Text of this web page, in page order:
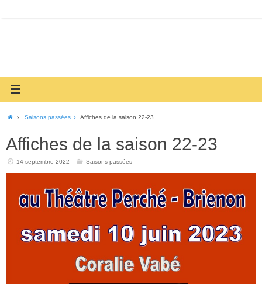
Saisons passées Affiches de la saison 22-23
Affiches de la saison 22-23
14 septembre 2022 Saisons passées